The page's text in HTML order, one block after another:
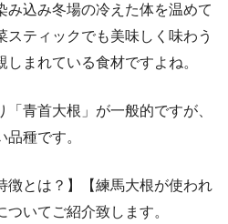
み込み冬場の冷えた体を温めて
スティックでも美味しく味わう
まれている食材ですよね。
青首大根」が一般的ですが、
品種です。
徴とは？】【練馬大根が使われ
いてご紹介致します。